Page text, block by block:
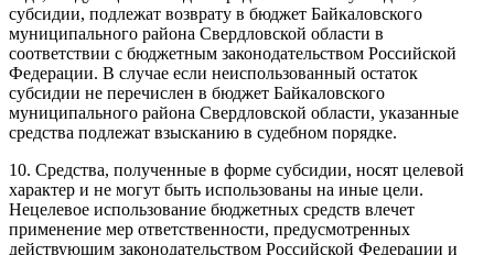
субсидии, подлежат возврату в бюджет Байкаловского
муниципального района Свердловской области в
соответствии с бюджетным законодательством Российской
Федерации. В случае если неиспользованный остаток
субсидии не перечислен в бюджет Байкаловского
муниципального района Свердловской области, указанные
средства подлежат взысканию в судебном порядке.
10. Средства, полученные в форме субсидии, носят целевой
характер и не могут быть использованы на иные цели.
Нецелевое использование бюджетных средств влечет
применение мер ответственности, предусмотренных
действующим законодательством Российской Федерации и